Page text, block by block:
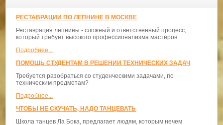
РЕСТАВРАЦИИ ПО ЛЕПНИНЕ В МОСКВЕ
Реставрация лепнины - сложный и ответственный процесс,
который требует высокого профессионализма мастеров.
Подробнее...
ПОМОЩЬ СТУДЕНТАМ В РЕШЕНИИ ТЕХНИЧЕСКИХ ЗАДАЧ
Требуется разобраться со студенческими задачами, по
техническим предметам?
Подробнее...
ЧТОБЫ НЕ СКУЧАТЬ, НАДО ТАНЦЕВАТЬ
​Школа танцев Ла Бока, предлагает людям, которым нечем